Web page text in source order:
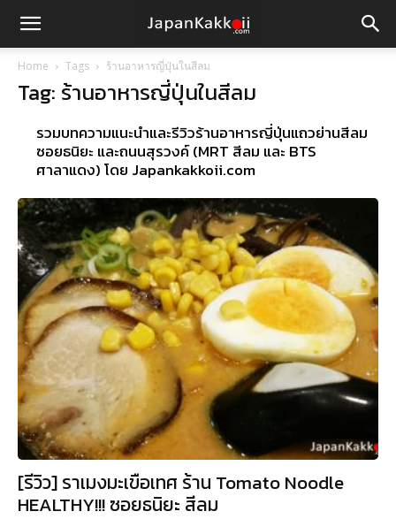
Home Tags ร้านอาหารญี่ปุ่นในสีลม
Tag: ร้านอาหารญี่ปุ่นในสีลม
รวมบทความแนะนำและรีวิวร้านอาหารญี่ปุ่นแถวย่านสีลม
ซอยธนิยะ และถนนสุรวงค์ (MRT สีลม และ BTS
ศาลาแดง) โดย Japankakkoii.com
[รีวิว] ราเมงมะเขือเทศ ร้าน Tomato Noodle
HEALTHY!!! ซอยธนิยะ สีลม